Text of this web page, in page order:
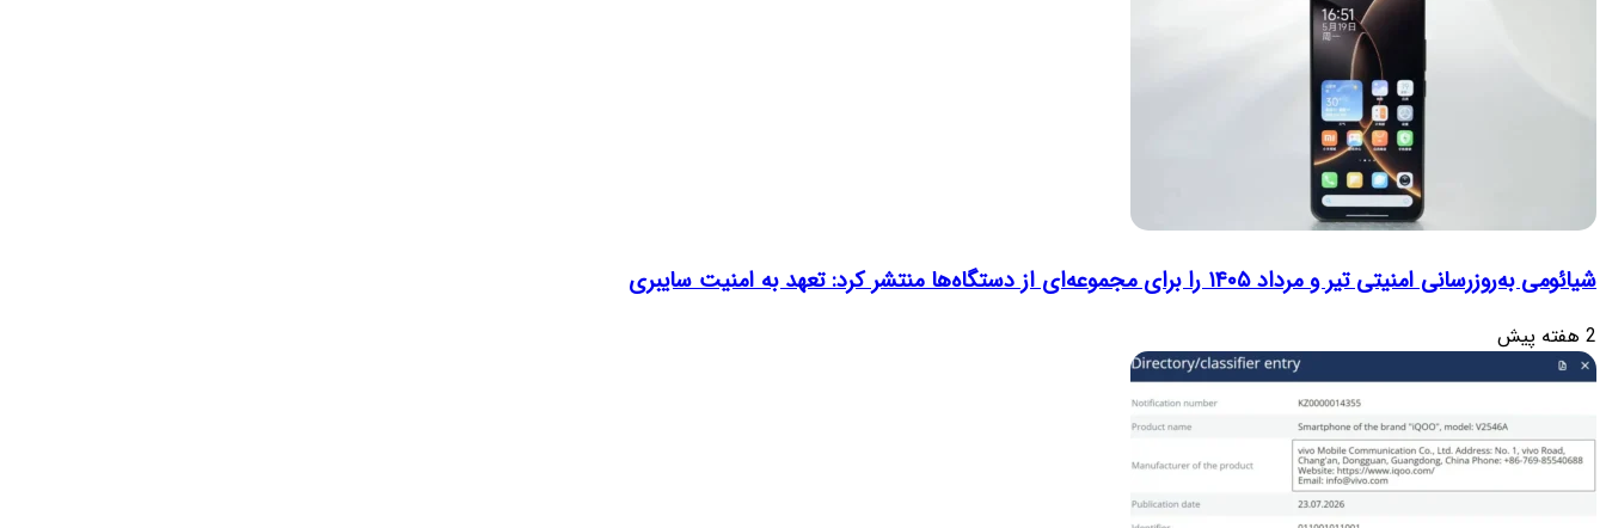
شیائومی به‌روزرسانی امنیتی تیر و مرداد ۱۴۰۵ را برای مجموعه‌ای از دستگاه‌ها منتشر کرد: تعهد به امنیت سایبری
2 هفته پیش